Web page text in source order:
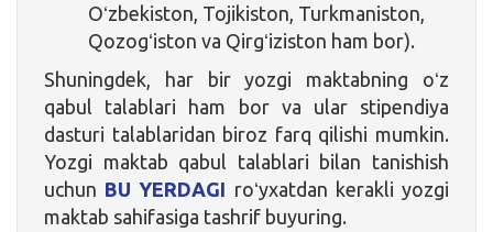
Oʻzbekiston, Tojikiston, Turkmaniston,
Qozogʻiston va Qirgʻiziston ham bor).
Shuningdek, har bir yozgi maktabning oʻz
qabul talablari ham bor va ular stipendiya
dasturi talablaridan biroz farq qilishi mumkin.
Yozgi maktab qabul talablari bilan tanishish
uchun BU YERDAGI roʻyxatdan kerakli yozgi
maktab sahifasiga tashrif buyuring.